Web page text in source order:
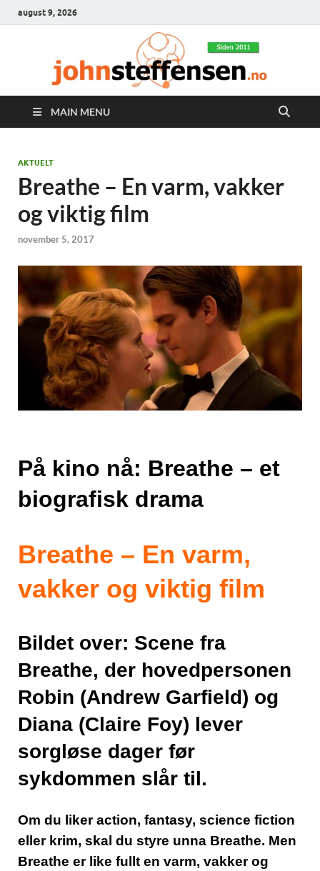
august 9, 2026
MAIN MENU
AKTUELT
Breathe – En varm, vakker
og viktig film
november 5, 2017
På kino nå: Breathe – et
biografisk drama
Breathe – En varm,
vakker og viktig film
Bildet over: Scene fra
Breathe, der hovedpersonen
Robin (Andrew Garfield) og
Diana (Claire Foy) lever
sorgløse dager før
sykdommen slår til.
Om du liker action, fantasy, science fiction
eller krim, skal du styre unna Breathe. Men
Breathe er like fullt en varm, vakker og